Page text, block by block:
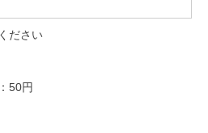
ださい
50円